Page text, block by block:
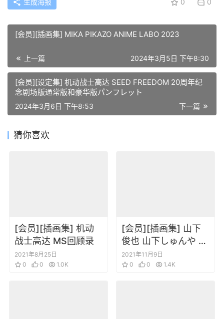
生成海报 0 0
[会员][插画集] MIKA PIKAZO ANIME LABO 2023
上一篇 2024年3月5日 下午8:30
[会员][设定集] 机动战士高达 SEED FREEDOM 20周年纪
念剧场版通常版和豪华版パンフレット
下一篇
2024年3月6日 下午8:53
猜你喜欢
[会员][插画集] 机动
战士高达 MS回顾录
2021年8月25日
0
0 1.0K
[会员][插画集] 山下
俊也 山下しゅんや 作
品集III One Voice
2021年11月9日
0
0 1.4K